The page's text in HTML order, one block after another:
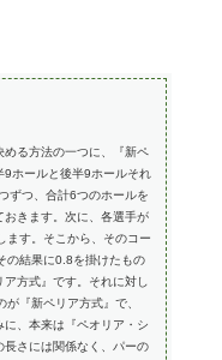
める方法の一つに、『新ペ
ホールと後半9ホールそれ
ずつ、合計6つのホールを
きます。次に、各選手が
ます。そこから、そのコー
の結果に0.8を掛けたもの
方式』です。それに対し
『新ペリア方式』で、
に、本来は『ペオリア・シ
長さには関係なく、パーの